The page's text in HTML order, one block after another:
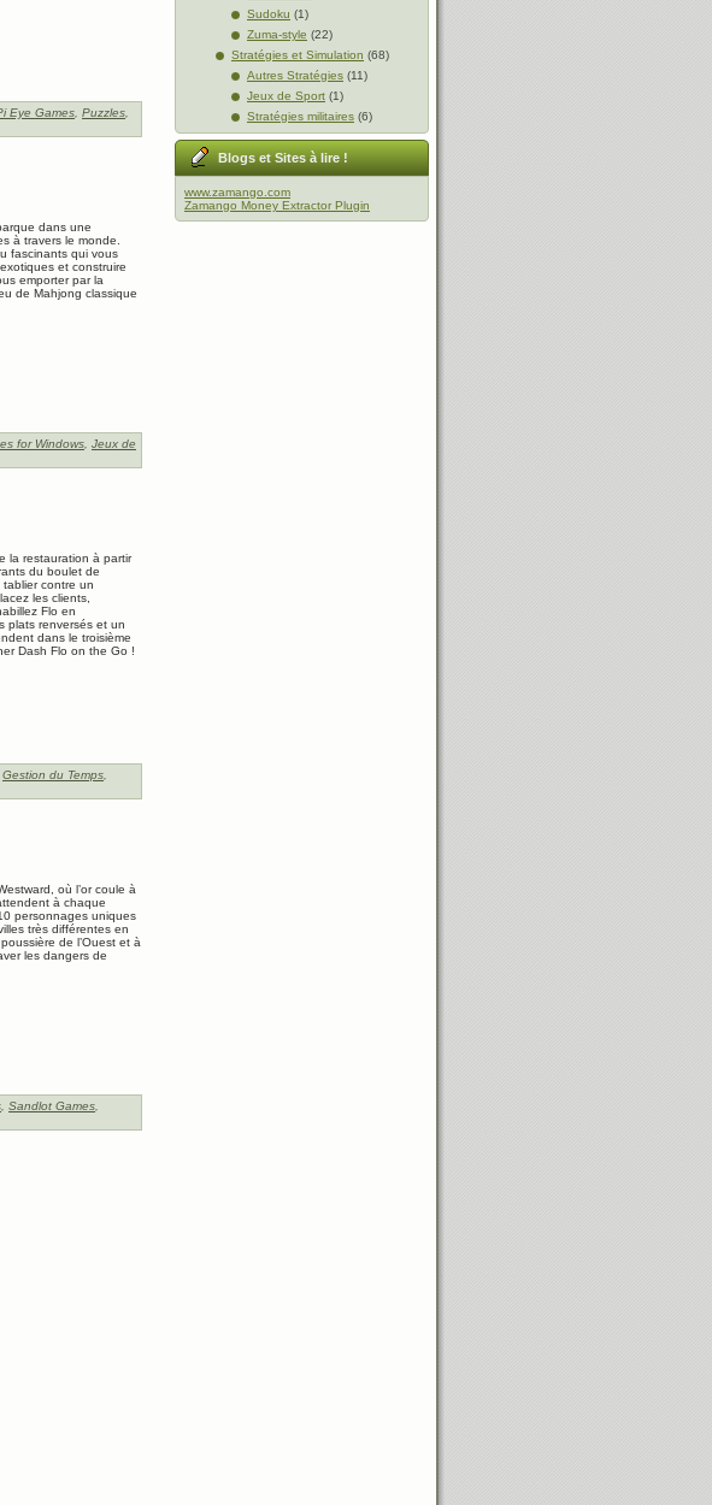
Eye Games Puzzles
dans une
à travers le monde.
fascinants qui vous
et construire
emporter par la
de Mahjong classique
for Windows Jeux de
la restauration à partir
du boulet de
contre un
les clients,
Flo en
plats renversés et un
dans le troisième
Dash Flo on the Go !
Gestion du Temps
où l’or coule à
à chaque
personnages uniques
très différentes en
de l’Ouest et à
les dangers de
, Sandlot Games,
Sudoku (1)
Zuma-style (22)
Stratégies et Simulation (68)
Autres Stratégies (11)
Jeux de Sport (1)
Stratégies militaires (6)
Blogs et Sites à lire !
www.zamango.com
Zamango Money Extractor Plugin